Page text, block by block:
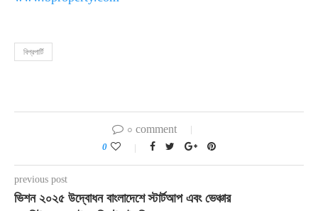
বিপ্রপার্টি
০ comment
0
previous post
ভিশন ২০২৫ উদ্বোধন বাংলাদেশে স্টার্টআপ এবং ভেঞ্চার